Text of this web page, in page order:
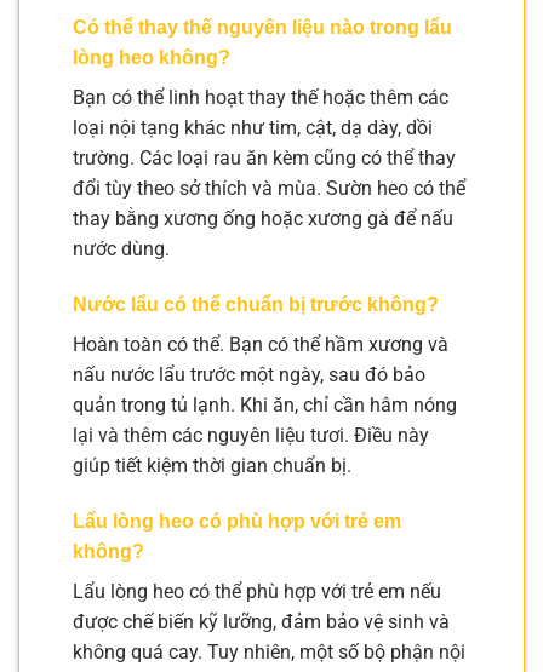
Có thể thay thế nguyên liệu nào trong lẩu
lòng heo không?
Bạn có thể linh hoạt thay thế hoặc thêm các
loại nội tạng khác như tim, cật, dạ dày, dồi
trường. Các loại rau ăn kèm cũng có thể thay
đổi tùy theo sở thích và mùa. Sườn heo có thể
thay bằng xương ống hoặc xương gà để nấu
nước dùng.
Nước lẩu có thể chuẩn bị trước không?
Hoàn toàn có thể. Bạn có thể hầm xương và
nấu nước lẩu trước một ngày, sau đó bảo
quản trong tủ lạnh. Khi ăn, chỉ cần hâm nóng
lại và thêm các nguyên liệu tươi. Điều này
giúp tiết kiệm thời gian chuẩn bị.
Lẩu lòng heo có phù hợp với trẻ em
không?
Lẩu lòng heo có thể phù hợp với trẻ em nếu
được chế biến kỹ lưỡng, đảm bảo vệ sinh và
không quá cay. Tuy nhiên, một số bộ phận nội